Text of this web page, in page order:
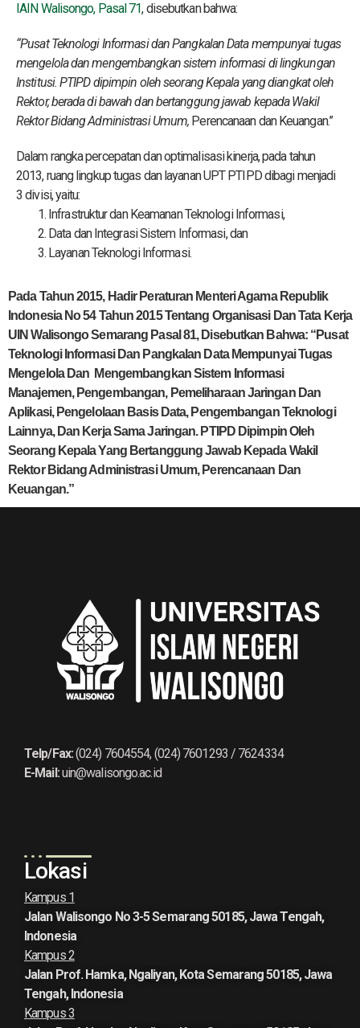
IAIN Walisongo, Pasal 71, disebutkan bahwa:
“Pusat Teknologi Informasi dan Pangkalan Data mempunyai tugas
mengelola dan mengembangkan sistem informasi di lingkungan
Institusi. PTIPD dipimpin oleh seorang Kepala yang diangkat oleh
Rektor, berada di bawah dan bertanggung jawab kepada Wakil
Rektor Bidang Administrasi Umum, Perencanaan dan Keuangan.”
Dalam rangka percepatan dan optimalisasi kinerja, pada tahun
2013, ruang lingkup tugas dan layanan UPT PTIPD dibagi menjadi
3 divisi, yaitu:
Infrastruktur dan Keamanan Teknologi Informasi,
Data dan Integrasi Sistem Informasi, dan
Layanan Teknologi Informasi.
Pada Tahun 2015, Hadir Peraturan Menteri Agama Republik
Indonesia No 54 Tahun 2015 Tentang Organisasi Dan Tata Kerja
UIN Walisongo Semarang Pasal 81, Disebutkan Bahwa: “Pusat
Teknologi Informasi Dan Pangkalan Data Mempunyai Tugas
Mengelola Dan Mengembangkan Sistem Informasi
Manajemen, Pengembangan, Pemeliharaan Jaringan Dan
Aplikasi, Pengelolaan Basis Data, Pengembangan Teknologi
Lainnya, Dan Kerja Sama Jaringan. PTIPD Dipimpin Oleh
Seorang Kepala Yang Bertanggung Jawab Kepada Wakil
Rektor Bidang Administrasi Umum, Perencanaan Dan
Keuangan.”
Telp/Fax:(024) 7604554, (024) 7601293 / 7624334
E-Mail:uin@walisongo.ac.id
Lokasi
Kampus 1
Jalan Walisongo No 3-5 Semarang 50185, Jawa Tengah,
Indonesia
Kampus 2
Jalan Prof. Hamka, Ngaliyan, Kota Semarang 50185, Jawa
Tengah, Indonesia
Kampus 3